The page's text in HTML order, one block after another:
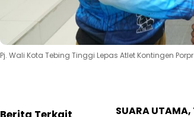
Pj. Wali Kota Tebing Tinggi Lepas Atlet Kontingen
SUARA